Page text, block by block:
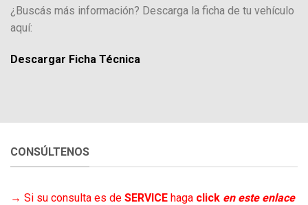
¿Buscás más información? Descarga la ficha de tu vehículo
aquí:
Descargar Ficha Técnica
CONSÚLTENOS
→ Si su consulta es de SERVICE haga click en este enlace